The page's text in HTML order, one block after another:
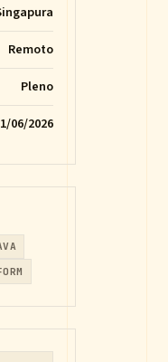
Remoto
Pleno
06/2026